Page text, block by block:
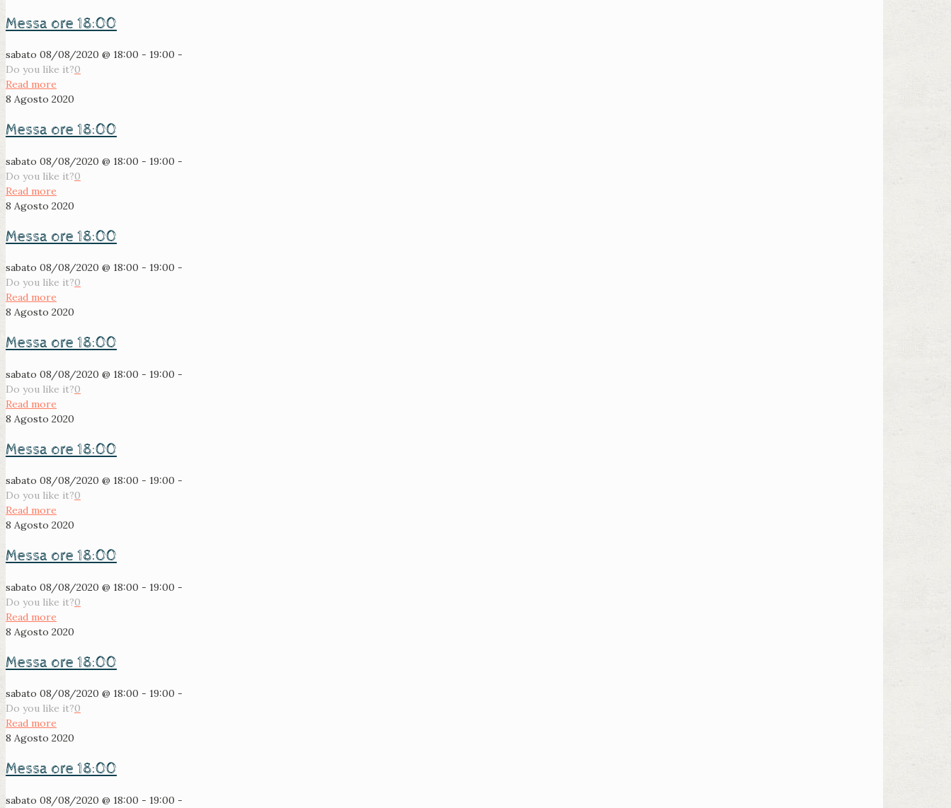
Messa ore 18:00
sabato 08/08/2020 @ 18:00 - 19:00 -
Do you like it?0
Read more
8 Agosto 2020
Messa ore 18:00
sabato 08/08/2020 @ 18:00 - 19:00 -
Do you like it?0
Read more
8 Agosto 2020
Messa ore 18:00
sabato 08/08/2020 @ 18:00 - 19:00 -
Do you like it?0
Read more
8 Agosto 2020
Messa ore 18:00
sabato 08/08/2020 @ 18:00 - 19:00 -
Do you like it?0
Read more
8 Agosto 2020
Messa ore 18:00
sabato 08/08/2020 @ 18:00 - 19:00 -
Do you like it?0
Read more
8 Agosto 2020
Messa ore 18:00
sabato 08/08/2020 @ 18:00 - 19:00 -
Do you like it?0
Read more
8 Agosto 2020
Messa ore 18:00
sabato 08/08/2020 @ 18:00 - 19:00 -
Do you like it?0
Read more
8 Agosto 2020
Messa ore 18:00
sabato 08/08/2020 @ 18:00 - 19:00 -